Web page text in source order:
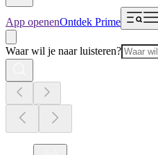
App openenOntdek Prime
Waar wil je naar luisteren?